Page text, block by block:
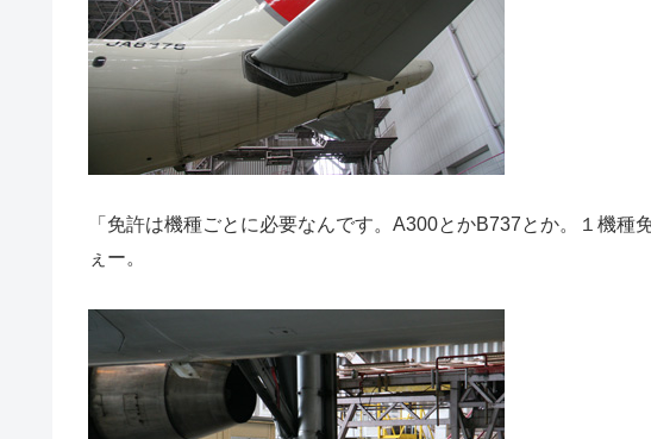
「免許は機種ごとに必要なんです。A300とかB737とか。１機
ぇー。